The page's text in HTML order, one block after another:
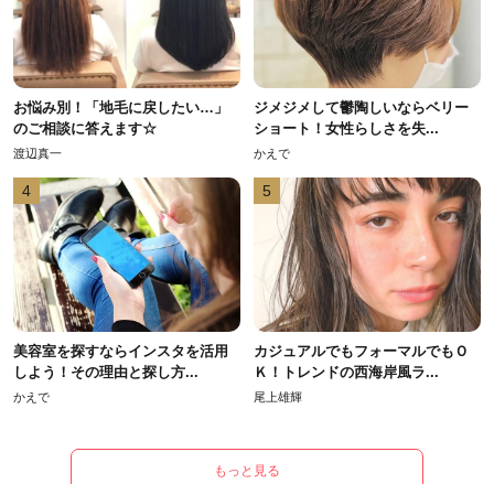
お悩み別！「地毛に戻したい…」
のご相談に答えます☆
渡辺真一
ジメジメして鬱陶しいならベリー
ショート！女性らしさを失...
かえで
4
美容室を探すならインスタを活用
しよう！その理由と探し方...
かえで
5
カジュアルでもフォーマルでもＯ
Ｋ！トレンドの西海岸風ラ...
尾上雄輝
もっと見る